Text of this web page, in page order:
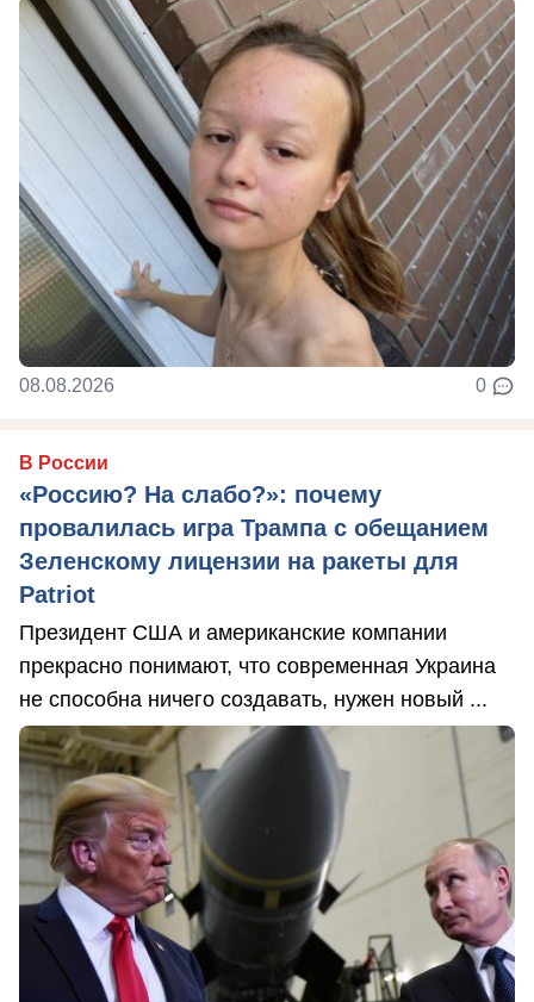
08.08.2026 0
В России
«Россию? На слабо?»: почему
провалилась игра Трампа с обещанием
Зеленскому лицензии на ракеты для
Patriot
Президент США и американские компании
прекрасно понимают, что современная Украина
не способна ничего создавать, нужен новый ...